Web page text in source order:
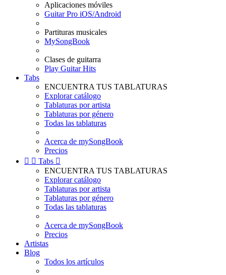
Aplicaciones móviles
Guitar Pro iOS/Android
Partituras musicales
MySongBook
Clases de guitarra
Play Guitar Hits
Tabs
ENCUENTRA TUS TABLATURAS
Explorar catálogo
Tablaturas por artista
Tablaturas por género
Todas las tablaturas
Acerca de mySongBook
Precios
  Tabs 
ENCUENTRA TUS TABLATURAS
Explorar catálogo
Tablaturas por artista
Tablaturas por género
Todas las tablaturas
Acerca de mySongBook
Precios
Artistas
Blog
Todos los artículos